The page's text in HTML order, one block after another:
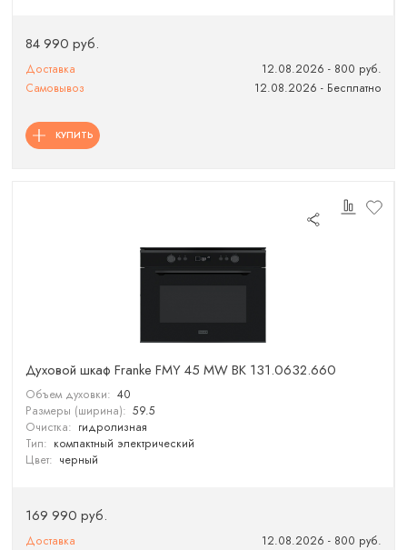
84 990 руб.
Доставка
12.08.2026 - 800 руб.
Самовывоз
12.08.2026 - Бесплатно
КУПИТЬ
Духовой шкаф Franke FMY 45 MW BK 131.0632.660
Объем духовки: 40
Размеры (ширина): 59.5
Очистка: гидролизная
Тип: компактный электрический
Цвет: черный
169 990 руб.
Доставка
12.08.2026 - 800 руб.